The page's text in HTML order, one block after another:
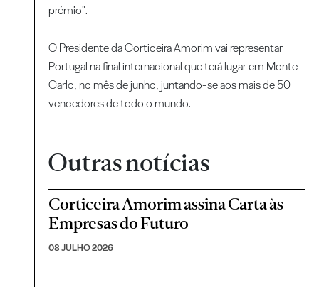
prémio".
O Presidente da Corticeira Amorim vai representar
Portugal na final internacional que terá lugar em Monte
Carlo, no mês de junho, juntando-se aos mais de 50
vencedores de todo o mundo.
Outras notícias
Corticeira Amorim assina Carta às
Empresas do Futuro
08 JULHO 2026